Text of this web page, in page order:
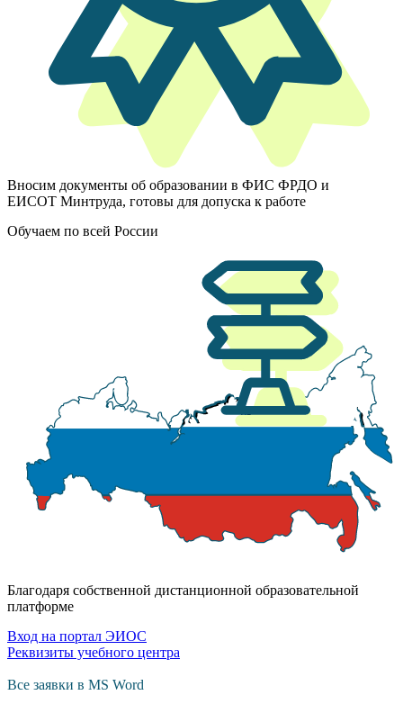
Вносим документы об образовании в ФИС ФРДО и
ЕИСОТ Минтруда, готовы для допуска к работе
Обучаем по всей России
Благодаря собственной дистанционной образовательной
платформе
Вход на портал ЭИОС
Реквизиты учебного центра
Все заявки в MS Word